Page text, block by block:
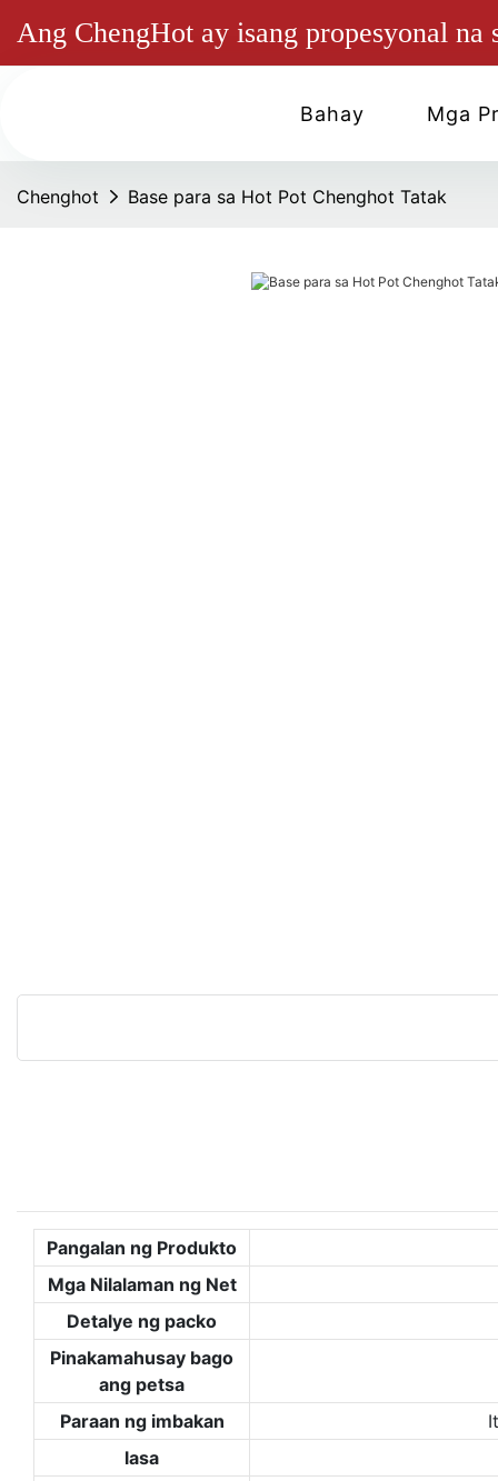
Ang ChengHot ay isang propesyonal na
Bahay Mga
Chenghot Base para sa Hot Pot Chenghot Tatak
Pangalan ng Produkto
Mga Nilalaman ng Net
Detalye ng packo
Pinakamahusay bago
ang petsa
Paraan ng imbakan
lasa